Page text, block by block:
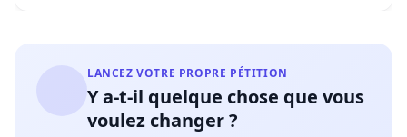
LANCEZ VOTRE PROPRE PÉTITION
Y a-t-il quelque chose que vous
voulez changer ?